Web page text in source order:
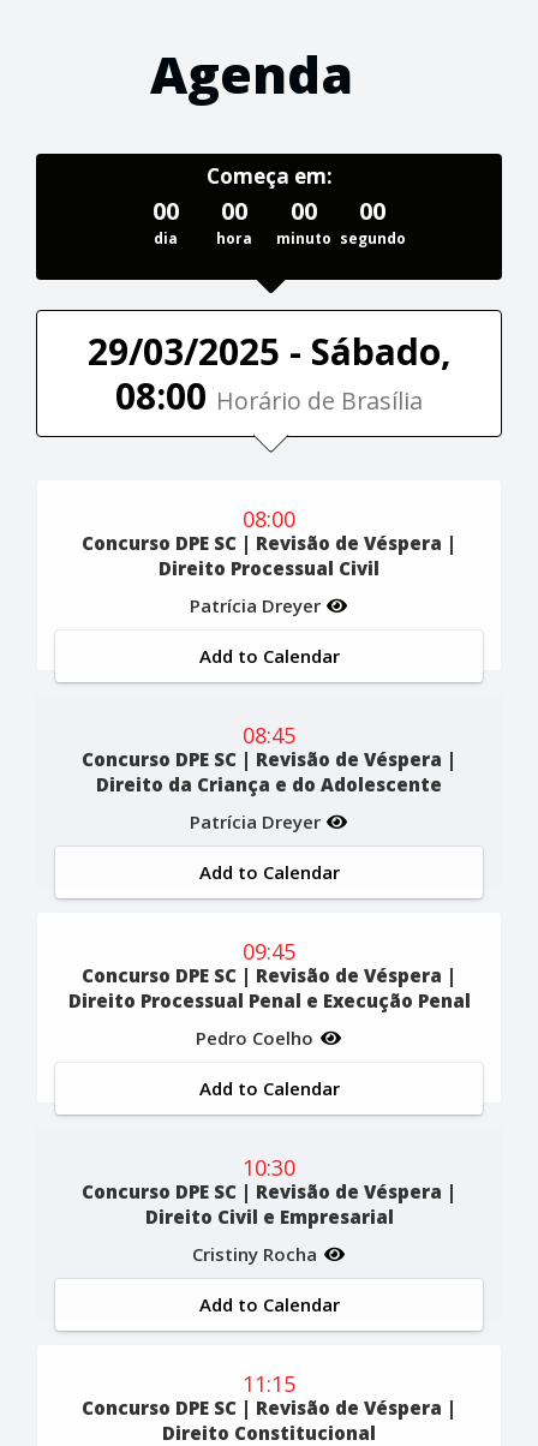
Agenda
Começa em:
00
dia
00
hora
00
minuto
00
segundo
29/03/2025 - Sábado,
08:00 Horário de Brasília
08:00
Concurso DPE SC | Revisão de Véspera |
Direito Processual Civil
Patrícia Dreyer
Add to Calendar
08:45
Concurso DPE SC | Revisão de Véspera |
Direito da Criança e do Adolescente
Patrícia Dreyer
Add to Calendar
09:45
Concurso DPE SC | Revisão de Véspera |
Direito Processual Penal e Execução Penal
Pedro Coelho
Add to Calendar
10:30
Concurso DPE SC | Revisão de Véspera |
Direito Civil e Empresarial
Cristiny Rocha
Add to Calendar
11:15
Concurso DPE SC | Revisão de Véspera |
Direito Constitucional